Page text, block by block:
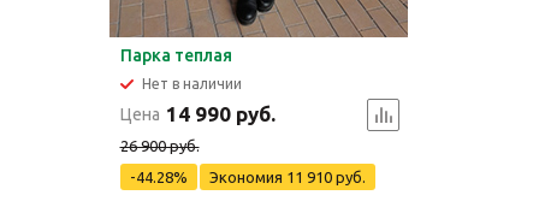
Парка теплая
Нет в наличии
Цена 14 990 руб.
26 900 руб.
-44.28%
Экономия 11 910 руб.